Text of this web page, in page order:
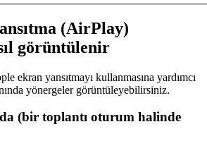
(AirPlay)
görüntülenir
ekran yansıtmayı kullanmasına yardımcı
yönergeler görüntüleyebilirsiniz.
(bir toplantı oturum halinde